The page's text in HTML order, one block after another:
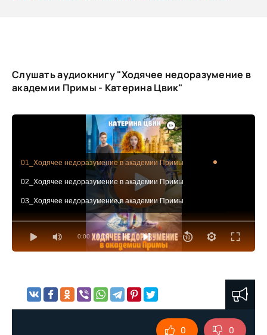
Слушать аудиокнигу "Ходячее недоразумение в
академии Примы - Катерина Цвик"
0:00 / 0:00
01_Ходячее недоразумение в академии Примы
02_Ходячее недоразумение в академии Примы
03_Ходячее недоразумение в академии Примы
04_Ходячее недоразумение в академии Примы
05_Ходячее недоразумение в академии Примы
08_Ходячее недоразумение в академии Примы
0 0